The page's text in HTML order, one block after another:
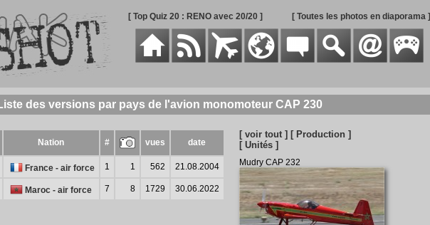
[ Top Quiz 20 : RENO avec 20/20 ] [ Toutes les photos en diaporama ]
des versions par pays de l'avion monomoteur CAP 230
Nation # vues date
France - air force 1 1 562 21.08.2004
Maroc - air force 7 8 1729 30.06.2022
[ voir tout ] [ Production ]
[ Unités ]
Mudry CAP 232